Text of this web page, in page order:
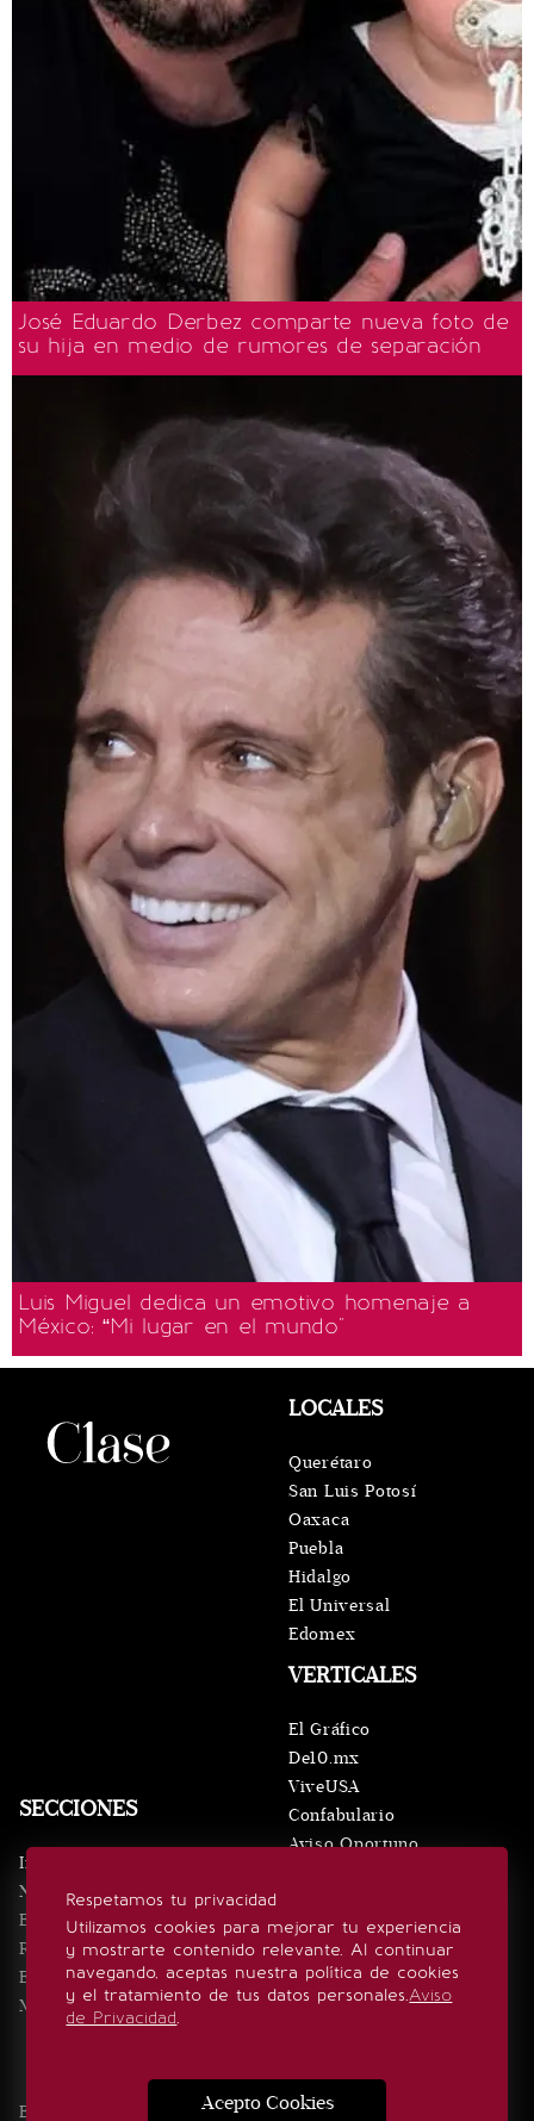
José Eduardo Derbez comparte nueva foto de
su hija en medio de rumores de separación
Luis Miguel dedica un emotivo homenaje a
México: “Mi lugar en el mundo"
Respetamos tu privacidad
Utilizamos cookies para mejorar tu experiencia
y mostrarte contenido relevante. Al continuar
navegando, aceptas nuestra política de cookies
y el tratamiento de tus datos personales.Aviso
de Privacidad.
Acepto Cookies
SECCIONES
Inicio
Noticias
Eventos
Realeza
Estilo de vida
Minuto x Minuto
VERTICALES
El Gráfico
De10.mx
ViveUSA
Confabulario
Aviso Oportuno
LOCALES
Querétaro
San Luis Potosí
Oaxaca
Puebla
Hidalgo
El Universal
Edomex
SÍGUENOS
Edición Impresa Noticias Quiénes somos